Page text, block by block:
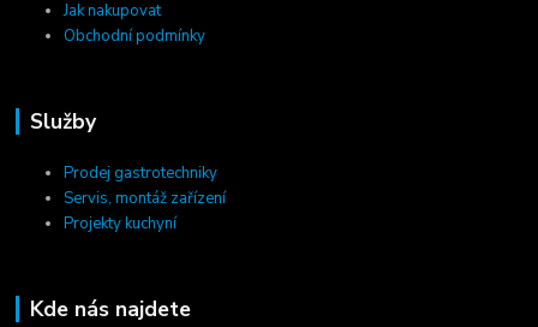
Jak nakupovat
Obchodní podmínky
Služby
Prodej gastrotechniky
Servis, montáž zařízení
Projekty kuchyní
Kde nás najdete